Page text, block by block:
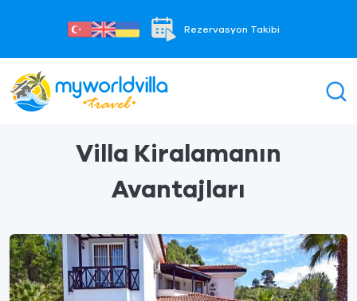
Rezervasyon Takibi
Villa Kiralamanın
Avantajları